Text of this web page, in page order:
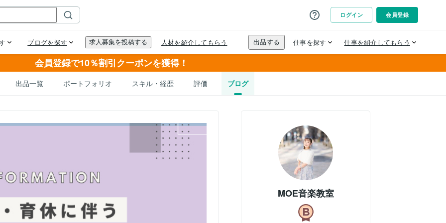
会員登録で10％割引クーポンを獲得！
出品一覧 ポートフォリオ スキル・経歴 評価 ブログ
MOE音楽教室